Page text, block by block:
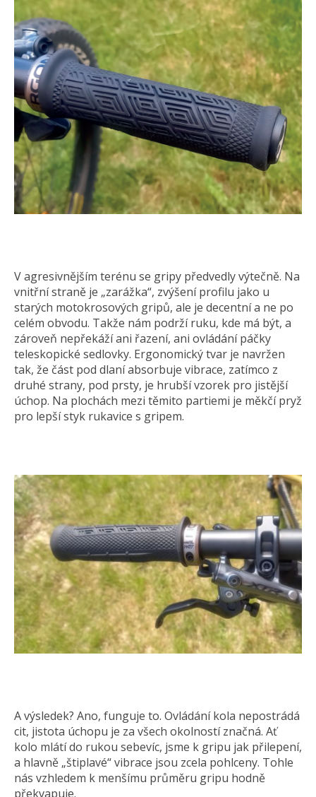
V agresivnějším terénu se gripy předvedly výtečně. Na
vnitřní straně je „zarážka“, zvýšení profilu jako u
starých motokrosových gripů, ale je decentní a ne po
celém obvodu. Takže nám podrží ruku, kde má být, a
zároveň nepřekáží ani řazení, ani ovládání páčky
teleskopické sedlovky. Ergonomický tvar je navržen
tak, že část pod dlaní absorbuje vibrace, zatímco z
druhé strany, pod prsty, je hrubší vzorek pro jistější
úchop. Na plochách mezi těmito partiemi je měkčí pryž
pro lepší styk rukavice s gripem.
A výsledek? Ano, funguje to. Ovládání kola nepostrádá
cit, jistota úchopu je za všech okolností značná. Ať
kolo mlátí do rukou sebevíc, jsme k gripu jak přilepení,
a hlavně „štiplavé“ vibrace jsou zcela pohlceny. Tohle
nás vzhledem k menšímu průměru gripu hodně
překvapuje.